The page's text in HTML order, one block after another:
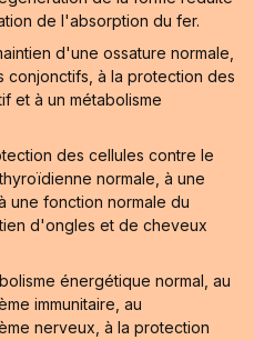
de l'absorption du fer.
d'une ossature normale,
conjonctifs, à la protection des
et à un métabolisme
des cellules contre le
normale, à une
une fonction normale du
d'ongles et de cheveux
énergétique normal, au
immunitaire, au
nerveux, à la protection